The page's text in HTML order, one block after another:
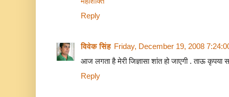
Reply
विवेक सिंह Friday, December 19, 2008
आज लगता है मेरी जिज्ञासा शांत हो जाएगी . ताऊ कृपया
Reply